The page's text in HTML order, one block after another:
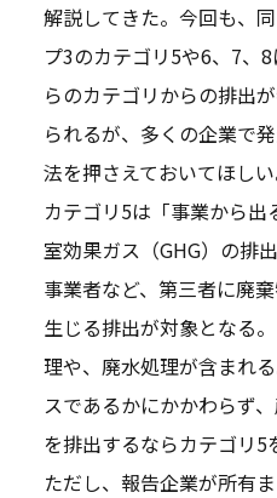
解説してきた。今回も、
プ3のカテゴリ5や6、7、
らのカテゴリからの排出
られるが、多くの企業で
法を押さえておいてほしい
カテゴリ5は「事業から
室効果ガス（GHG）の排
事業者など、第三者に廃
生じる排出が対象となる
理や、廃水処理が含まれ
スであるかにかかわらず
を排出するならカテゴリ5
ただし、報告企業が所有